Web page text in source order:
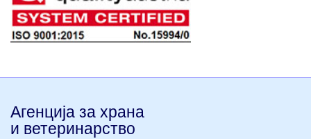
Агенција за храна
и ветеринарство